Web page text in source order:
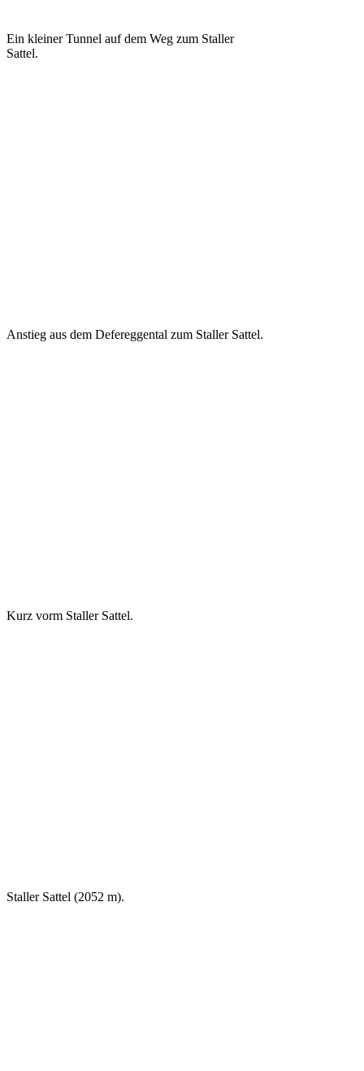
Ein kleiner Tunnel auf dem Weg zum Staller
Sattel.
Anstieg aus dem Defereggental zum Staller Sattel.
Kurz vorm Staller Sattel.
Staller Sattel (2052 m).